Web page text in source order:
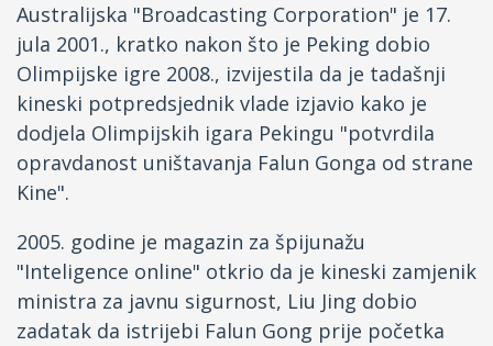
Australijska "Broadcasting Corporation" je 17.
jula 2001., kratko nakon što je Peking dobio
Olimpijske igre 2008., izvijestila da je tadašnji
kineski potpredsjednik vlade izjavio kako je
dodjela Olimpijskih igara Pekingu "potvrdila
opravdanost uništavanja Falun Gonga od strane
Kine".
2005. godine je magazin za špijunažu
"Inteligence online" otkrio da je kineski zamjenik
ministra za javnu sigurnost, Liu Jing dobio
zadatak da istrijebi Falun Gong prije početka